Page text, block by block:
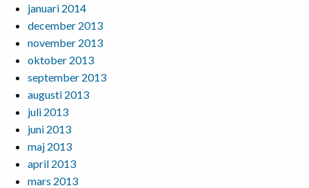
januari 2014
december 2013
november 2013
oktober 2013
september 2013
augusti 2013
juli 2013
juni 2013
maj 2013
april 2013
mars 2013